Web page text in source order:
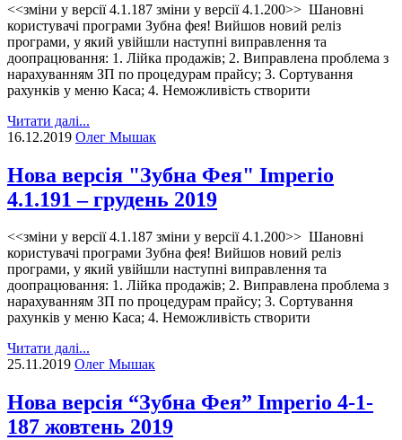
<<зміни у версії 4.1.187 зміни у версії 4.1.200>> Шановні
користувачі програми Зубна фея! Вийшов новий реліз
програми, у який увійшли наступні виправлення та
доопрацювання: 1. Лійка продажів; 2. Виправлена проблема з
нарахуванням ЗП по процедурам прайсу; 3. Сортування
рахунків у меню Каса; 4. Неможливість створити
Читати далі...
16.12.2019 Олег Мышак
Нова версія "Зубна Фея" Imperio
4.1.191 – грудень 2019
<<зміни у версії 4.1.187 зміни у версії 4.1.200>> Шановні
користувачі програми Зубна фея! Вийшов новий реліз
програми, у який увійшли наступні виправлення та
доопрацювання: 1. Лійка продажів; 2. Виправлена проблема з
нарахуванням ЗП по процедурам прайсу; 3. Сортування
рахунків у меню Каса; 4. Неможливість створити
Читати далі...
25.11.2019 Олег Мышак
Нова версія “Зубна Фея” Imperio 4-1-
187 жовтень 2019